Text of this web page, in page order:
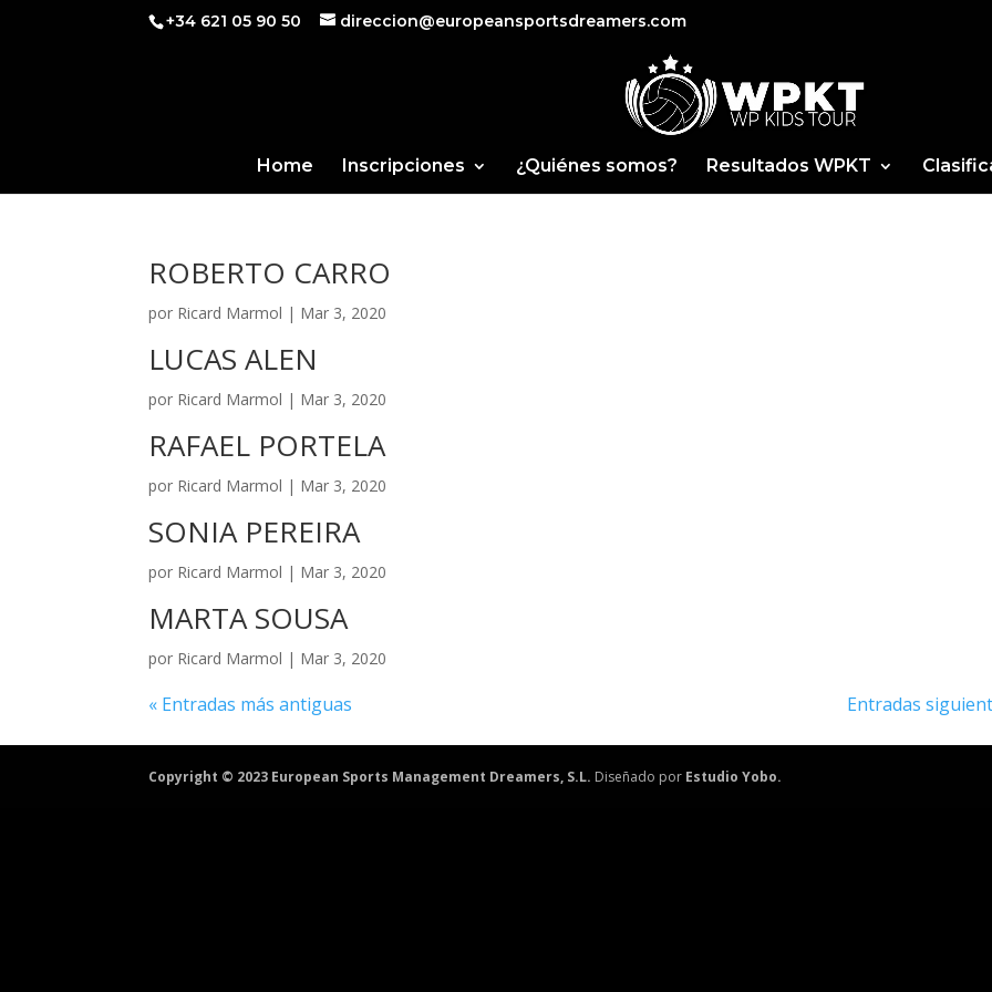
+34 621 05 90 50 direccion@europeansportsdreamers.com
Home Inscripciones ¿Quiénes somos? Resultados WPKT
ROBERTO CARRO
por Ricard Marmol | Mar 3, 2020
LUCAS ALEN
por Ricard Marmol | Mar 3, 2020
RAFAEL PORTELA
por Ricard Marmol | Mar 3, 2020
SONIA PEREIRA
por Ricard Marmol | Mar 3, 2020
MARTA SOUSA
por Ricard Marmol | Mar 3, 2020
« Entradas más antiguas Entradas
Copyright © 2023 European Sports Management Dreamers, S.L. Diseñado por Estudio Yobo.